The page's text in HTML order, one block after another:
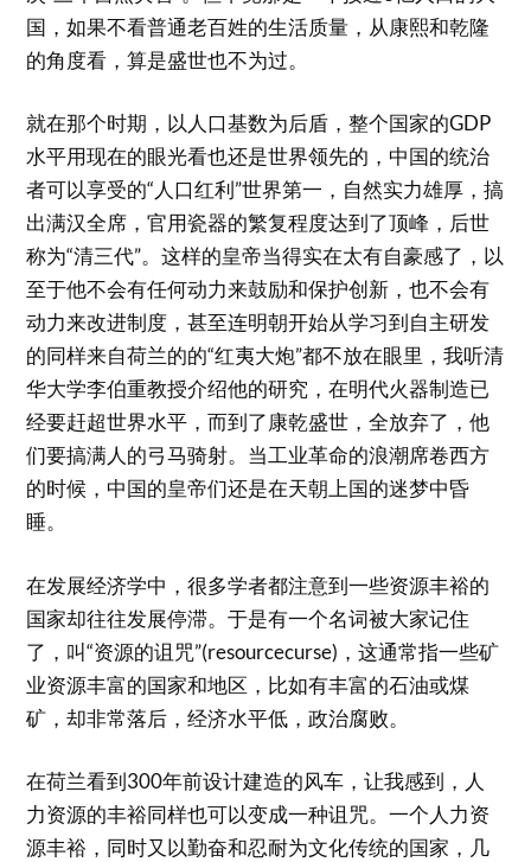
国，如果不看普通老百姓的生活质量，从康熙和乾隆
的角度看，算是盛世也不为过。
就在那个时期，以人口基数为后盾，整个国家的GDP
水平用现在的眼光看也还是世界领先的，中国的统治
者可以享受的“人口红利”世界第一，自然实力雄厚，搞
出满汉全席，官用瓷器的繁复程度达到了顶峰，后世
称为“清三代”。这样的皇帝当得实在太有自豪感了，以
至于他不会有任何动力来鼓励和保护创新，也不会有
动力来改进制度，甚至连明朝开始从学习到自主研发
的同样来自荷兰的的“红夷大炮”都不放在眼里，我听清
华大学李伯重教授介绍他的研究，在明代火器制造已
经要赶超世界水平，而到了康乾盛世，全放弃了，他
们要搞满人的弓马骑射。当工业革命的浪潮席卷西方
的时候，中国的皇帝们还是在天朝上国的迷梦中昏
睡。
在发展经济学中，很多学者都注意到一些资源丰裕的
国家却往往发展停滞。于是有一个名词被大家记住
了，叫“资源的诅咒”(resourcecurse)，这通常指一些矿
业资源丰富的国家和地区，比如有丰富的石油或煤
矿，却非常落后，经济水平低，政治腐败。
在荷兰看到300年前设计建造的风车，让我感到，人
力资源的丰裕同样也可以变成一种诅咒。一个人力资
源丰裕，同时又以勤奋和忍耐为文化传统的国家，几